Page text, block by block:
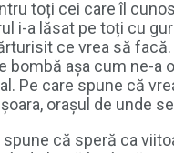
toți cei care îl
i-a lăsat pe toți cu
ce vrea să facă.
bombă așa cum ne-a
Pe care spune că
orașul de unde
că speră ca